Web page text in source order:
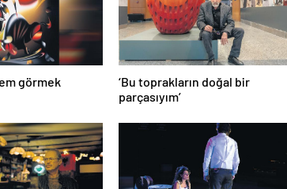
görmek
‘Bu toprakların doğal bir
parçasıyım’